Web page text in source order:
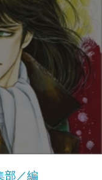
部／編